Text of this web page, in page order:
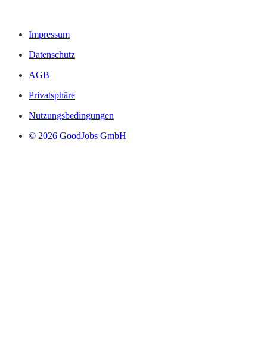
Impressum
Datenschutz
AGB
Privatsphäre
Nutzungsbedingungen
© 2026 GoodJobs GmbH